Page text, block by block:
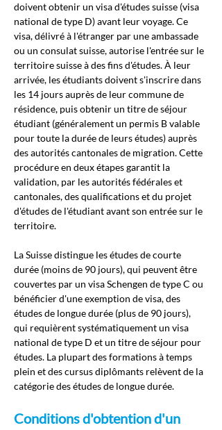
doivent obtenir un visa d'études suisse (visa
national de type D) avant leur voyage. Ce
visa, délivré à l'étranger par une ambassade
ou un consulat suisse, autorise l'entrée sur le
territoire suisse à des fins d'études. À leur
arrivée, les étudiants doivent s'inscrire dans
les 14 jours auprès de leur commune de
résidence, puis obtenir un titre de séjour
étudiant (généralement un permis B valable
pour toute la durée de leurs études) auprès
des autorités cantonales de migration. Cette
procédure en deux étapes garantit la
validation, par les autorités fédérales et
cantonales, des qualifications et du projet
d'études de l'étudiant avant son entrée sur le
territoire.
La Suisse distingue les études de courte
durée (moins de 90 jours), qui peuvent être
couvertes par un visa Schengen de type C ou
bénéficier d'une exemption de visa, des
études de longue durée (plus de 90 jours),
qui requièrent systématiquement un visa
national de type D et un titre de séjour pour
études. La plupart des formations à temps
plein et des cursus diplômants relèvent de la
catégorie des études de longue durée.
Conditions d'obtention d'un